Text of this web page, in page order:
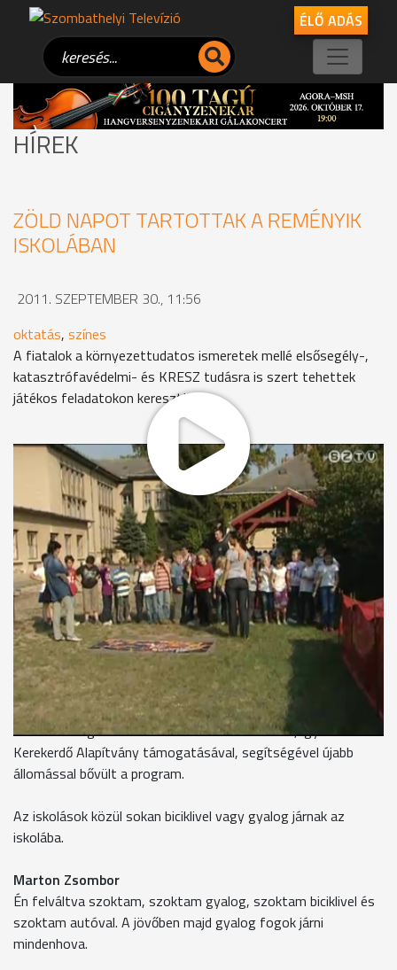
ÉLŐ ADÁS
HÍREK
ZÖLD NAPOT TARTOTTAK A REMÉNYIK
ISKOLÁBAN
2011. SZEPTEMBER 30., 11:56
oktatás, színes
A fiatalok a környezettudatos ismeretek mellé elsősegély-,
katasztrófavédelmi- és KRESZ tudásra is szert tehettek
játékos feladatokon keresztül.
"És már itt is vagyunk a célnál..."
Bringáikkal tanulják a kreszt ezek a gyerekek a Reményik
iskolában. A Zöld nap nem csak a közlekedési szabályok
tanulásáról szólt az evangélikus iskolában, a fiatalok
elsősegély, katasztrófavédelmi és környezetvédelemmel
kapcsolatos ismereteket is begyűjthettek, ha végigjárták az
udvaron felállított pontokat.
Kozma Györgyi, pedagógus
Ezt a rendezvényt az idei évben egy kicsit kibővített
tartalommal zöld napnak neveztük el, eddig inkább csak a
közlekedéssel, kerékpározással és a katasztrófavédelmi
munkával foglalkoztunk. Iskolánk ökoiskola lett, így a
Kerekerdő Alapítvány támogatásával, segítségével újabb
állomással bővült a program.
Az iskolások közül sokan biciklivel vagy gyalog járnak az
iskolába.
Marton Zsombor
Én felváltva szoktam, szoktam gyalog, szoktam biciklivel és
szoktam autóval. A jövőben majd gyalog fogok járni
mindenhova.